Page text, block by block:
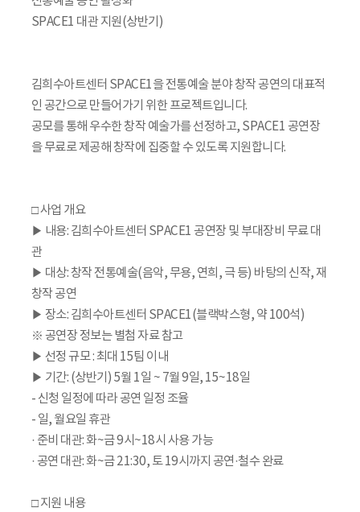
SPACE1 대관 지원(상반기)
김희수아트센터 SPACE1을 전통예술 분야 창작 공연의 대표적
인 공간으로 만들어가기 위한 프로젝트입니다.
공모를 통해 우수한 창작 예술가를 선정하고, SPACE1 공연장
을 무료로 제공해 창작에 집중할 수 있도록 지원합니다.
□ 사업 개요
▶ 내용: 김희수아트센터 SPACE1 공연장 및 부대장비 무료 대
관
▶ 대상: 창작 전통예술(음악, 무용, 연희, 극 등) 바탕의 신작, 재
창작 공연
▶ 장소: 김희수아트센터 SPACE1(블랙박스형, 약 100석)
※ 공연장 정보는 별첨 자료 참고
▶ 선정 규모 : 최대 15팀 이내
▶ 기간: (상반기) 5월 1일 ~ 7월 9일, 15~18일
- 신청 일정에 따라 공연 일정 조율
- 일, 월요일 휴관
· 준비 대관: 화~금 9시~18시 사용 가능
· 공연 대관: 화~금 21:30, 토 19시까지 공연·철수 완료
□ 지원 내용